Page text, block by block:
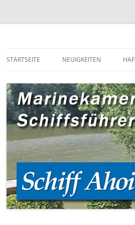
STARTSEITE NEUIGKEITEN